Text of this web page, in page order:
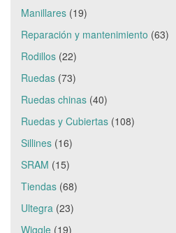
Manillares (19)
Reparación y mantenimiento (63)
Rodillos (22)
Ruedas (73)
Ruedas chinas (40)
Ruedas y Cubiertas (108)
Sillines (16)
SRAM (15)
Tiendas (68)
Ultegra (23)
Wiggle (19)